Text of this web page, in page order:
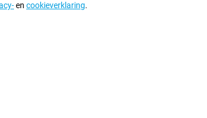
en cookieverklaring.